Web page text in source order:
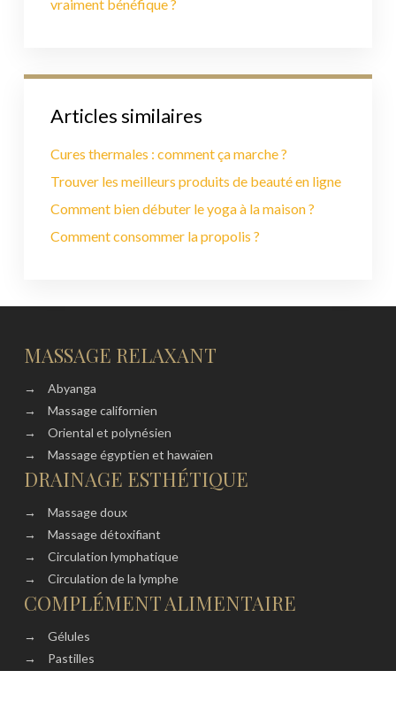
vraiment bénéfique ?
Articles similaires
Cures thermales : comment ça marche ?
Trouver les meilleurs produits de beauté en ligne
Comment bien débuter le yoga à la maison ?
Comment consommer la propolis ?
MASSAGE RELAXANT
→
Abyanga
→
Massage californien
→
Oriental et polynésien
→
Massage égyptien et hawaïen
DRAINAGE ESTHÉTIQUE
→
Massage doux
→
Massage détoxifiant
→
Circulation lymphatique
→
Circulation de la lymphe
COMPLÉMENT ALIMENTAIRE
→
Gélules
→
Pastilles